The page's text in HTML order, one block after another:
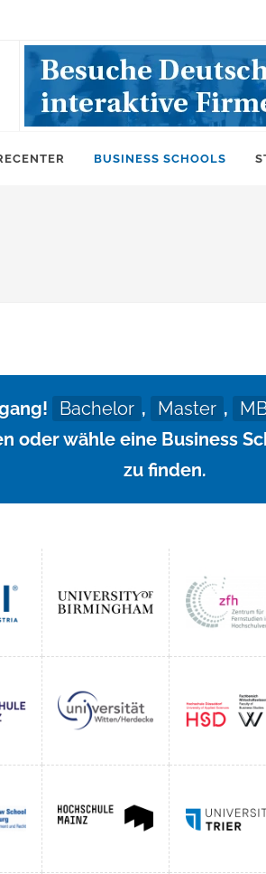
BUSINESS SCHOOLS
Bachelor , Master ,
oder wähle eine Business
zu finden.